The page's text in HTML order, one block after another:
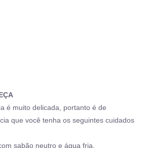
é muito delicada, portanto é de
que você tenha os seguintes cuidados
sabão neutro e água fria.